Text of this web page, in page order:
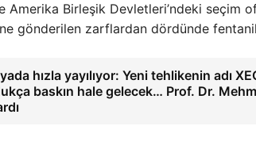
Amerika Birleşik Devletleri’ndeki
gönderilen zarflardan dördünde
hızla yayılıyor: Yeni tehlikenin adı
baskın hale gelecek… Prof. Dr.